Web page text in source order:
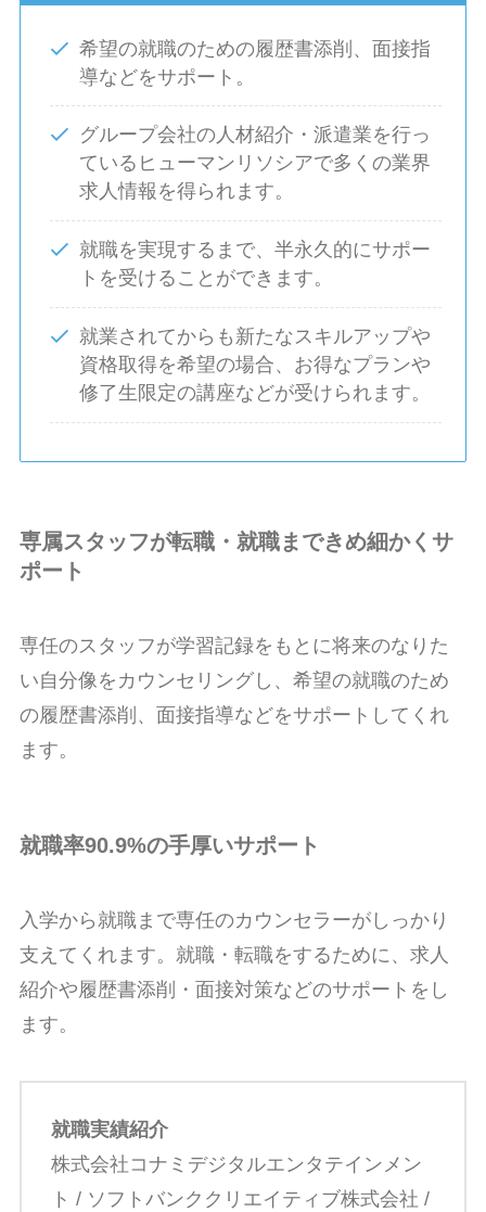
希望の就職のための履歴書添削、面接指
導などをサポート。
グループ会社の人材紹介・派遣業を行っ
ているヒューマンリソシアで多くの業界
求人情報を得られます。
就職を実現するまで、半永久的にサポー
トを受けることができます。
就業されてからも新たなスキルアップや
資格取得を希望の場合、お得なプランや
修了生限定の講座などが受けられます。
専属スタッフが転職・就職まできめ細かくサ
ポート
専任のスタッフが学習記録をもとに将来のなりた
い自分像をカウンセリングし、希望の就職のため
の履歴書添削、面接指導などをサポートしてくれ
ます。
就職率90.9%の手厚いサポート
入学から就職まで専任のカウンセラーがしっかり
支えてくれます。就職・転職をするために、求人
紹介や履歴書添削・面接対策などのサポートをし
ます。
就職実績紹介
株式会社コナミデジタルエンタテインメン
ト / ソフトバンククリエイティブ株式会社 /